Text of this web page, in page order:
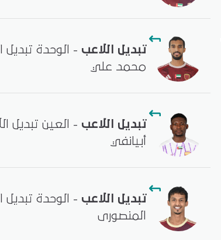
تبديل اللاعب - الوحدة تبديل
محمد علي
تبديل اللاعب - العين تبديل
أبيانفي
تبديل اللاعب - الوحدة تبديل
المنصورى